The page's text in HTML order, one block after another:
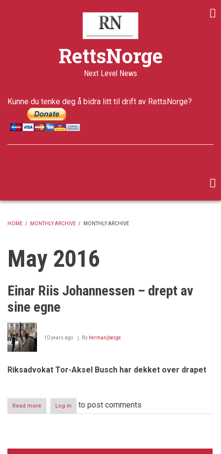
RettsNorge
Next Level News
Kunne du tenke deg å bidra litt til drift av RettsNorge?
HOME / MONTHLY ARCHIVE / MONTHLY ARCHIVE
May 2016
Einar Riis Johannessen – drept av
sine egne
10 years ago By hermanjberge
Riksadvokat Tor-Aksel Busch har dekket over drapet
Read more
Einar
drept
Log in to post comments